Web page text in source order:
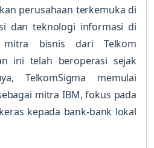
perusahaan terkemuka di
dan teknologi informasi di
mitra bisnis dari Telkom
ini telah beroperasi sejak
TelkomSigma memulai
mitra IBM, fokus pada
kepada bank-bank lokal